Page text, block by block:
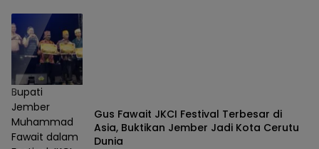
Bupati
Jember
Muhammad
Fawait dalam
Gus Fawait JKCI Festival Terbesar di
Asia, Buktikan Jember Jadi Kota Cerutu
Dunia